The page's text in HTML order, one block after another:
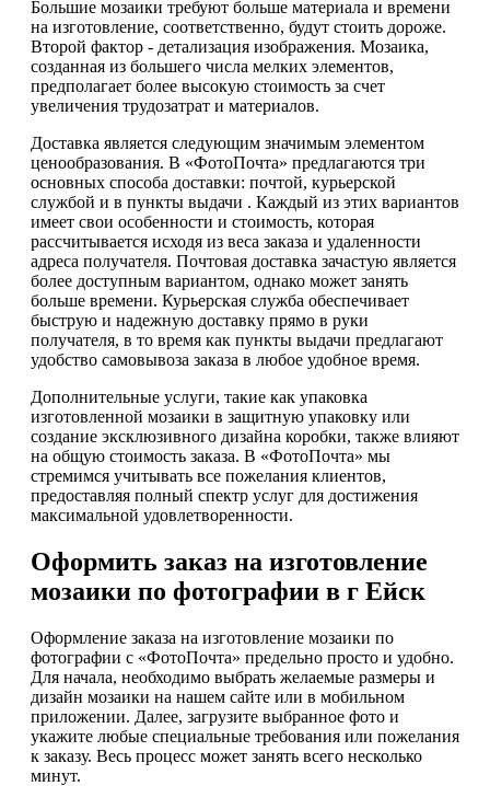
Большие мозаики требуют больше материала и времени
на изготовление, соответственно, будут стоить дороже.
Второй фактор - детализация изображения. Мозаика,
созданная из большего числа мелких элементов,
предполагает более высокую стоимость за счет
увеличения трудозатрат и материалов.
Доставка является следующим значимым элементом
ценообразования. В «ФотоПочта» предлагаются три
основных способа доставки: почтой, курьерской
службой и в пункты выдачи . Каждый из этих вариантов
имеет свои особенности и стоимость, которая
рассчитывается исходя из веса заказа и удаленности
адреса получателя. Почтовая доставка зачастую является
более доступным вариантом, однако может занять
больше времени. Курьерская служба обеспечивает
быструю и надежную доставку прямо в руки
получателя, в то время как пункты выдачи предлагают
удобство самовывоза заказа в любое удобное время.
Дополнительные услуги, такие как упаковка
изготовленной мозаики в защитную упаковку или
создание эксклюзивного дизайна коробки, также влияют
на общую стоимость заказа. В «ФотоПочта» мы
стремимся учитывать все пожелания клиентов,
предоставляя полный спектр услуг для достижения
максимальной удовлетворенности.
Оформить заказ на изготовление
мозаики по фотографии в г Ейск
Оформление заказа на изготовление мозаики по
фотографии с «ФотоПочта» предельно просто и удобно.
Для начала, необходимо выбрать желаемые размеры и
дизайн мозаики на нашем сайте или в мобильном
приложении. Далее, загрузите выбранное фото и
укажите любые специальные требования или пожелания
к заказу. Весь процесс может занять всего несколько
минут.